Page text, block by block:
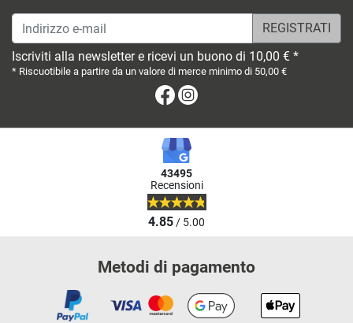
Indirizzo e-mail
Iscriviti alla newsletter e ricevi un buono di 10,00 € *
* Riscuotibile a partire da un valore di merce minimo di 50,00 €
Facebook
43495
Recensioni
4.85/ 5.00
Metodi di pagamento